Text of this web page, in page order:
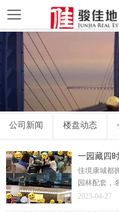
公司新闻 楼盘动态
一园藏四
佳境康城都
园林配套，
享墅级园景
2023-04-27